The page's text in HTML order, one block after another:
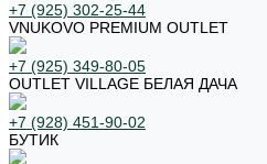
+7 (925) 302-25-44
VNUKOVO PREMIUM OUTLET
+7 (925) 349-80-05
OUTLET VILLAGE БЕЛАЯ ДАЧА
+7 (928) 451-90-02
БУТИК